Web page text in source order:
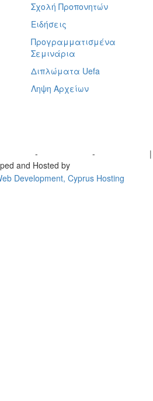
Σχολή Προπονητών
Ειδήσεις
Προγραμματισμένα
Σεμινάρια
Διπλώματα Uefa
Ληψη Αρχείων
- -
|
and Hosted by